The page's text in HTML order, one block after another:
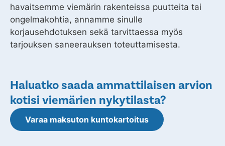
havaitsemme viemärin rakenteissa puutteita tai
ongelmakohtia, annamme sinulle
korjausehdotuksen sekä tarvittaessa myös
tarjouksen saneerauksen toteuttamisesta.
Haluatko saada ammattilaisen arvion
kotisi viemärien nykytilasta?
Varaa maksuton kuntokartoitus